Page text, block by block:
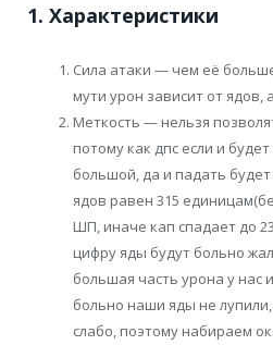
1. Характеристики
Сила атаки — чем её
мути урон зависит от ядов,
Меткость — нельзя
потому как дпс если и
большой, да и падать
ядов равен 315
ШП, иначе кап спадает до
цифру яды будут больно
большая часть урона у нас
больно наши яды не
слабо, поэтому набираем